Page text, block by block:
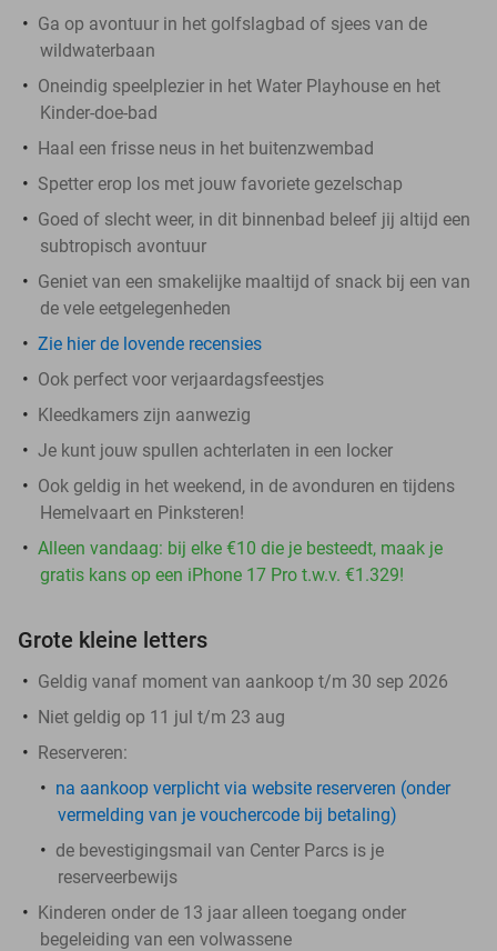
Ga op avontuur in het golfslagbad of sjees van de
wildwaterbaan
Oneindig speelplezier in het Water Playhouse en het
Kinder-doe-bad
Haal een frisse neus in het buitenzwembad
Spetter erop los met jouw favoriete gezelschap
Goed of slecht weer, in dit binnenbad beleef jij altijd een
subtropisch avontuur
Geniet van een smakelijke maaltijd of snack bij een van
de vele eetgelegenheden
Zie hier de lovende recensies
Ook perfect voor verjaardagsfeestjes
Kleedkamers zijn aanwezig
Je kunt jouw spullen achterlaten in een locker
Ook geldig in het weekend, in de avonduren en tijdens
Hemelvaart en Pinksteren!
Alleen vandaag: bij elke €10 die je besteedt, maak je
gratis kans op een iPhone 17 Pro t.w.v. €1.329!
Grote kleine letters
Geldig vanaf moment van aankoop t/m 30 sep 2026
Niet geldig op 11 jul t/m 23 aug
Reserveren:
na aankoop verplicht via website reserveren (onder
vermelding van je vouchercode bij betaling)
de bevestigingsmail van Center Parcs is je
reserveerbewijs
Kinderen onder de 13 jaar alleen toegang onder
begeleiding van een volwassene